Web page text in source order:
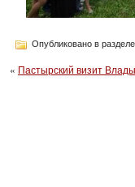
Опубликовано в разделе
« Пастырский визит